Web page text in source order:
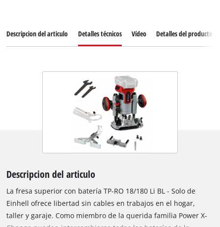
Descripcion del articulo Detalles técnicos Vídeo Detalles del producto
Descripcion del articulo
La fresa superior con batería TP-RO 18/180 Li BL - Solo de
Einhell ofrece libertad sin cables en trabajos en el hogar,
taller y garaje. Como miembro de la querida familia Power X-